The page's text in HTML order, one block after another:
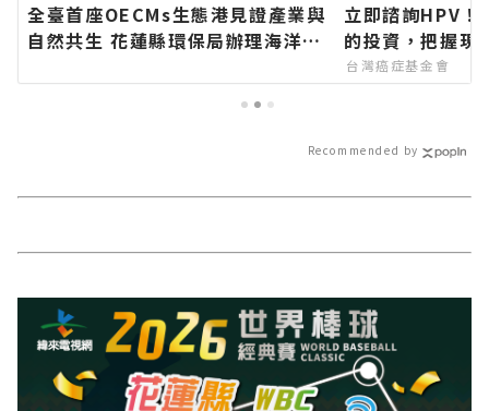
全臺首座OECMs生態港見證產業與
自然共生 花蓮縣環保局辦理海洋污
∣花蓮新聞網官方網站各類新聞－
立即諮詢HPV！
的投資，把握現
台灣癌症基金會
Recommended by